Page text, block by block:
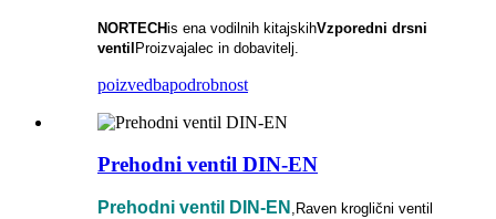
NORTECHis ena vodilnih kitajskihVzporedni drsni
ventilProizvajalec in dobavitelj.
poizvedbapodrobnost
Prehodni ventil DIN-EN
Prehodni ventil DIN-EN ,Raven kroglični ventil